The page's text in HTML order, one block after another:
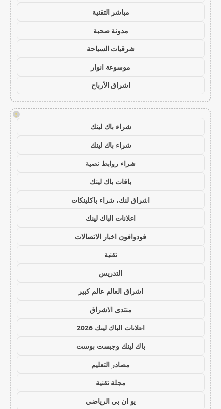
مباشر التقنية
مدونة صحبة
شرقيات السياحة
موسوعة انوار
اشراق الأرباح
!
شراء باك لينك
شراء باك لينك
شراء روابط نصية
باقات باك لينك
اشراق لنك، شراء باكلينكات
اعلانات الباك لينك
فودوافون اخبار الاتصالات
تقنية
التدريس
اشراق العالم عالم كبير
منتدى الاشراق
اعلانات الباك لينك 2026
باك لينك وجيست بوست
مصادر التعليم
مجلة تقنية
يو ان بي الرياضي